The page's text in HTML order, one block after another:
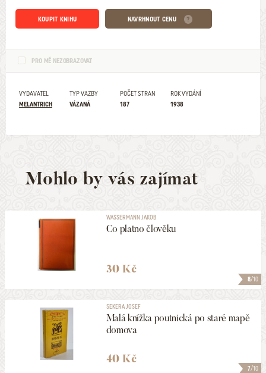
KOUPIT KNIHU NAVRHNOUT CENU
PRO MĚ NEZOBRAZOVAT
VYDAVATEL
MELANTRICH
TYP VAZBY
VÁZANÁ
POČET STRAN
187
ROK VYDÁNÍ
1938
Mohlo by vás zajímat
8/10
WASSERMANN JAKOB
Co platno člověku
30 Kč
7/10
SEKERA JOSEF
Malá knížka poutnická po staré mapě
domova
40 Kč